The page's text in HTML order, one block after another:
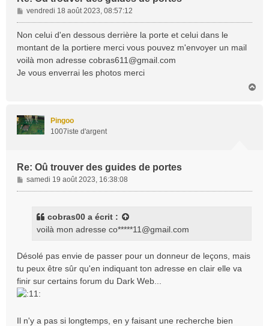
M
e
a
g
e
vendredi 18 août 2023, 08:57:12
Non celui d'en dessous derrière la porte et celui dans le
montant de la portiere merci vous pouvez m'envoyer un mail
voilà mon adresse cobras611@gmail.com
Je vous enverrai les photos merci
Pingoo
1007iste d'argent
Re: Oû trouver des guides de portes
M
e
samedi 19 août 2023, 16:38:08
cobras00 a écrit :
voilà mon adresse co*****11@gmail.com
Désolé pas envie de passer pour un donneur de leçons, mais
tu peux être sûr qu'en indiquant ton adresse en clair elle va
finir sur certains forum du Dark Web...
Il n'y a pas si longtemps, en y faisant une recherche bien